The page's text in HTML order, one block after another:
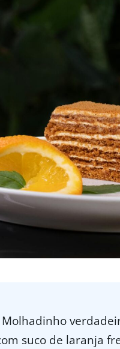
suco de laranja